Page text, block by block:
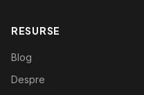
RESURSE
Blog
Despre